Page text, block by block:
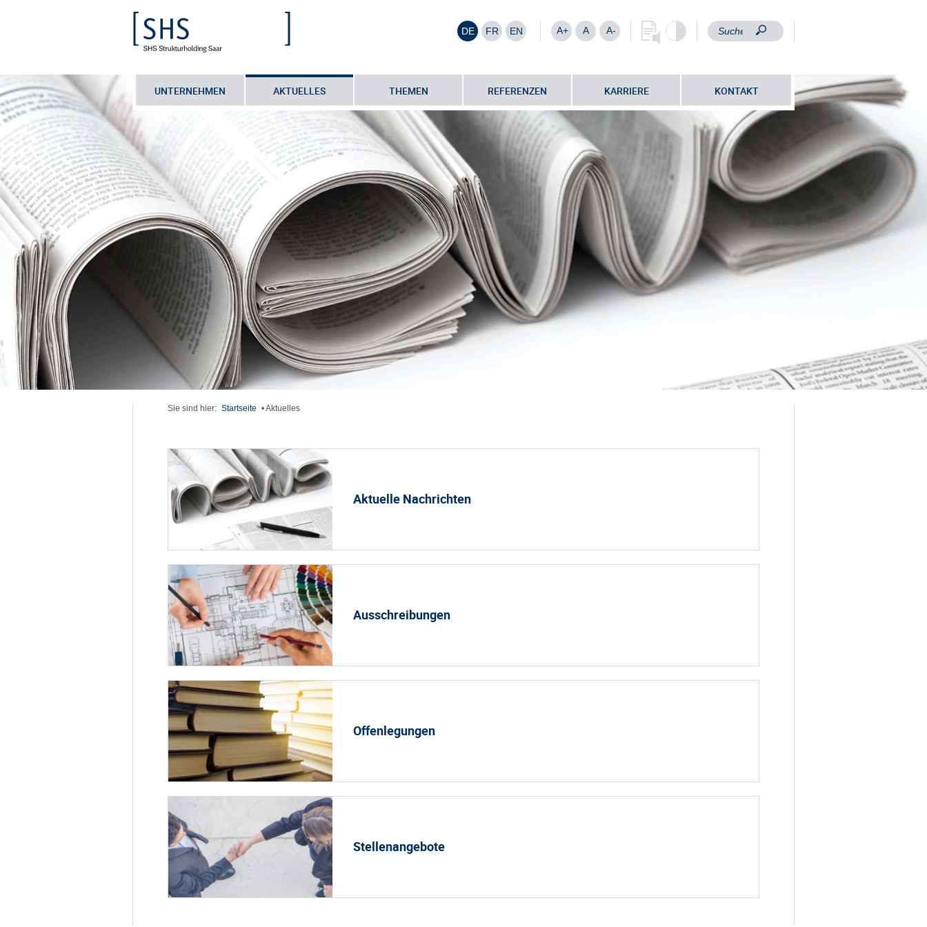
DE FR EN A+ A A-
UNTERNEHMEN AKTUELLES THEMEN REFERENZEN KARRIERE KONTAKT
Sie sind hier: Startseite •Aktuelles
Aktuelle Nachrichten
Ausschreibungen
Offenlegungen
Stellenangebote